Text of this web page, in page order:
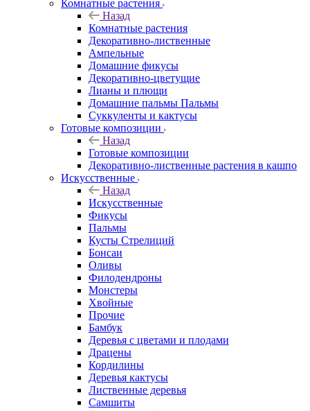
Комнатные растения
Назад
Комнатные растения
Декоративно-лиственные
Ампельные
Домашние фикусы
Декоративно-цветущие
Лианы и плющи
Домашние пальмы Пальмы
Суккуленты и кактусы
Готовые композиции
Назад
Готовые композиции
Декоративно-лиственные растения в кашпо
Искусственные
Назад
Искусственные
Фикусы
Пальмы
Кусты Стрелиций
Бонсаи
Оливы
Филодендроны
Монстеры
Хвойные
Прочие
Бамбук
Деревья с цветами и плодами
Драцены
Кордилины
Деревья кактусы
Лиственные деревья
Самшиты